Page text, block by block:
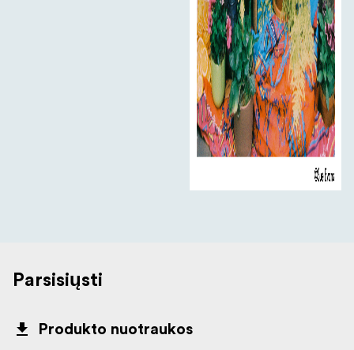
Parsisiųsti
Produkto nuotraukos